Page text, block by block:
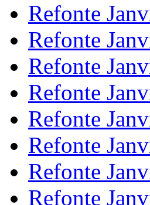
Refonte
Refonte
Refonte
Refonte
Refonte
Refonte
Refonte
Refonte